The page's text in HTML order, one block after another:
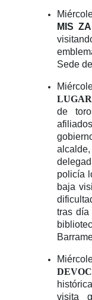
MIS
Sede
LUGAR
de
policía
baja
tras
visita